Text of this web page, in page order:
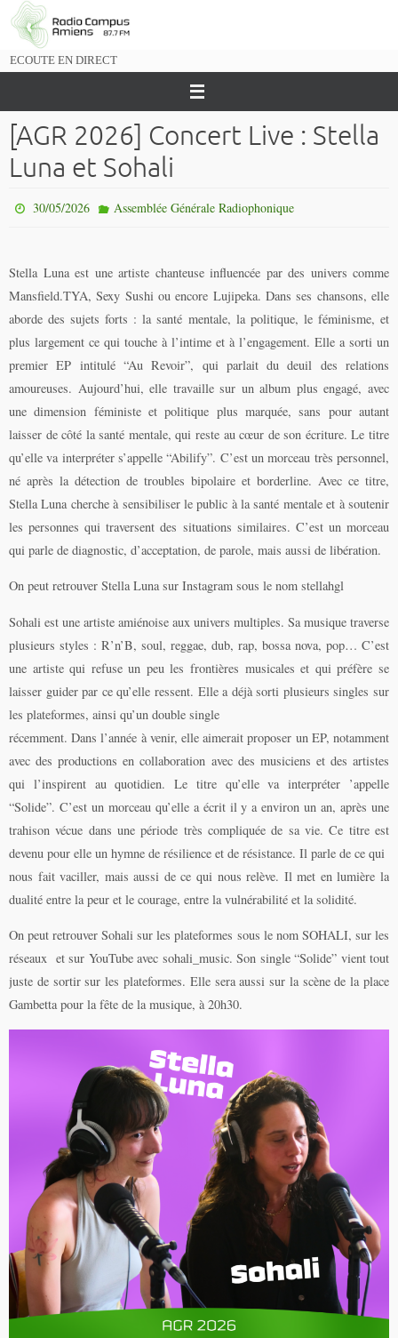
Passer
vers
ECOUTE EN DIRECT
[AGR 2026] Concert Live : Stella
Luna et Sohali
30/05/2026 Assemblée Générale Radiophonique
Stella Luna est une artiste chanteuse influencée par des univers comme
Mansfield.TYA, Sexy Sushi ou encore Lujipeka. Dans ses chansons, elle
aborde des sujets forts : la santé mentale, la politique, le féminisme, et
plus largement ce qui touche à l’intime et à l’engagement. Elle a sorti un
premier EP intitulé “Au Revoir”, qui parlait du deuil des relations
amoureuses. Aujourd’hui, elle travaille sur un album plus engagé, avec
une dimension féministe et politique plus marquée, sans pour autant
laisser de côté la santé mentale, qui reste au cœur de son écriture. Le titre
qu’elle va interpréter s’appelle “Abilify”. C’est un morceau très personnel,
né après la détection de troubles bipolaire et borderline. Avec ce titre,
Stella Luna cherche à sensibiliser le public à la santé mentale et à soutenir
les personnes qui traversent des situations similaires. C’est un morceau
qui parle de diagnostic, d’acceptation, de parole, mais aussi de libération.
On peut retrouver Stella Luna sur Instagram sous le nom stellahgl
Sohali est une artiste amiénoise aux univers multiples. Sa musique traverse
plusieurs styles : R’n’B, soul, reggae, dub, rap, bossa nova, pop… C’est
une artiste qui refuse un peu les frontières musicales et qui préfère se
laisser guider par ce qu’elle ressent. Elle a déjà sorti plusieurs singles sur
les plateformes, ainsi qu’un double single
récemment. Dans l’année à venir, elle aimerait proposer un EP, notamment
avec des productions en collaboration avec des musiciens et des artistes
qui l’inspirent au quotidien. Le titre qu’elle va interpréter ’appelle
“Solide”. C’est un morceau qu’elle a écrit il y a environ un an, après une
trahison vécue dans une période très compliquée de sa vie. Ce titre est
devenu pour elle un hymne de résilience et de résistance. Il parle de ce qui
nous fait vaciller, mais aussi de ce qui nous relève. Il met en lumière la
dualité entre la peur et le courage, entre la vulnérabilité et la solidité.
On peut retrouver Sohali sur les plateformes sous le nom SOHALI, sur les
réseaux et sur YouTube avec sohali_music. Son single “Solide” vient tout
juste de sortir sur les plateformes. Elle sera aussi sur la scène de la place
Gambetta pour la fête de la musique, à 20h30.